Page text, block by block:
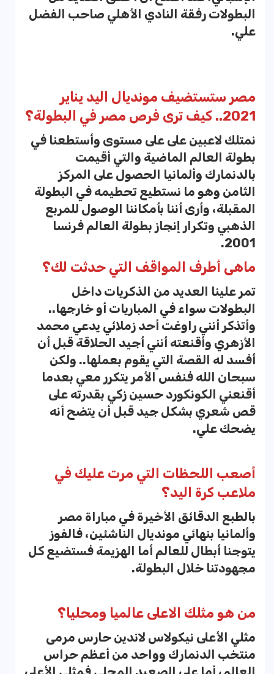
البطولات رفقة النادي الأهلي صاحب الفضل
علي.
مصر ستستضيف مونديال اليد يناير
2021.. كيف ترى فرص مصر في البطولة؟
نمتلك لاعبين على على مستوى وأستطعنا في
بطولة العالم الماضية والتي أقيمت
بالدنمارك وألمانيا الحصول على المركز
الثامن وهو ما نستطيع تحطيمه في البطولة
المقبلة، وأرى أننا بأمكاننا الوصول للمربع
الذهبي وتكرار إنجاز بطولة العالم فرنسا
2001.
ماهى أطرف المواقف التي حدثت لك؟
تمر علينا العديد من الذكريات داخل
البطولات سواء في المباريات أو خارجها..
وأتذكر أنني راوغت أحد زملائي يدعي محمد
الأزهري وأقنعته أنني أجيد الحلاقة قبل أن
أفسد له القصة التي يقوم بعملها.. ولكن
سبحان الله فنفس الأمر يتكرر معي بعدما
أقنعني الكونكورد حسين زكي بقدرته على
قص شعري بشكل جيد قبل أن يتضح أنه
يضحك علي.
أصعب اللحظات التي مرت عليك في
ملاعب كرة اليد؟
بالطبع الدقائق الأخيرة في مباراة مصر
وألمانيا بنهائي مونديال الناشئين، فالفوز
يتوجنا أبطال للعالم أما الهزيمة فستضيع كل
مجهودتنا خلال البطولة.
من هو مثلك الاعلى عالميا ومحليا؟
مثلي الأعلى نيكولاس لاندين حارس مرمى
منتخب الدنمارك وواحد من أعظم حراس